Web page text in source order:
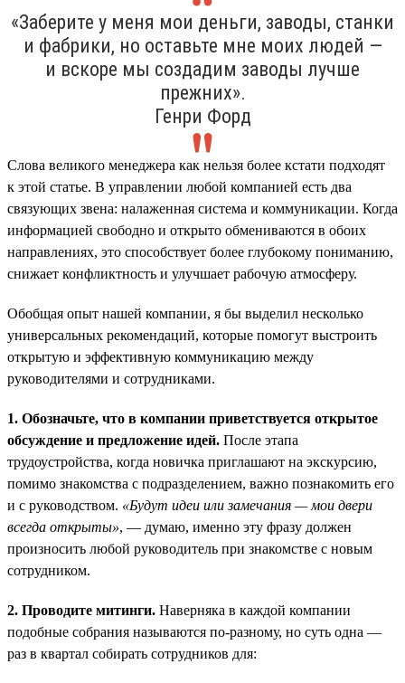
«Заберите у меня мои деньги, заводы, станки
и фабрики, но оставьте мне моих людей —
и вскоре мы создадим заводы лучше
прежних».
Генри Форд
Слова великого менеджера как нельзя более кстати подходят
к этой статье. В управлении любой компанией есть два
связующих звена: налаженная система и коммуникации. Когда
информацией свободно и открыто обмениваются в обоих
направлениях, это способствует более глубокому пониманию,
снижает конфликтность и улучшает рабочую атмосферу.
Обобщая опыт нашей компании, я бы выделил несколько
универсальных рекомендаций, которые помогут выстроить
открытую и эффективную коммуникацию между
руководителями и сотрудниками.
1. Обозначьте, что в компании приветствуется открытое
обсуждение и предложение идей. После этапа
трудоустройства, когда новичка приглашают на экскурсию,
помимо знакомства с подразделением, важно познакомить его
и с руководством. «Будут идеи или замечания — мои двери
всегда открыты», — думаю, именно эту фразу должен
произносить любой руководитель при знакомстве с новым
сотрудником.
2. Проводите митинги. Наверняка в каждой компании
подобные собрания называются по-разному, но суть одна —
раз в квартал собирать сотрудников для: